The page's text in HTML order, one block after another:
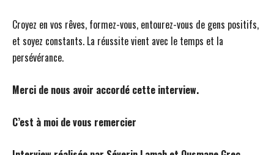
Croyez en vos rêves, formez-vous, entourez-vous de gens positifs,
et soyez constants. La réussite vient avec le temps et la
persévérance.
Merci de nous avoir accordé cette interview.
C’est à moi de vous remercier